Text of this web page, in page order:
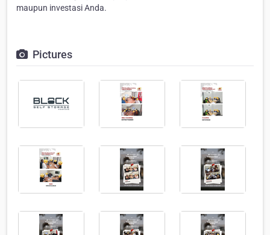
maupun investasi Anda.
Pictures